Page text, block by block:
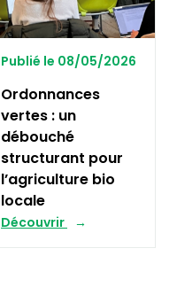
Publié le 08/05/2026
Ordonnances
vertes : un
débouché
structurant pour
l’agriculture bio
locale
Découvrir